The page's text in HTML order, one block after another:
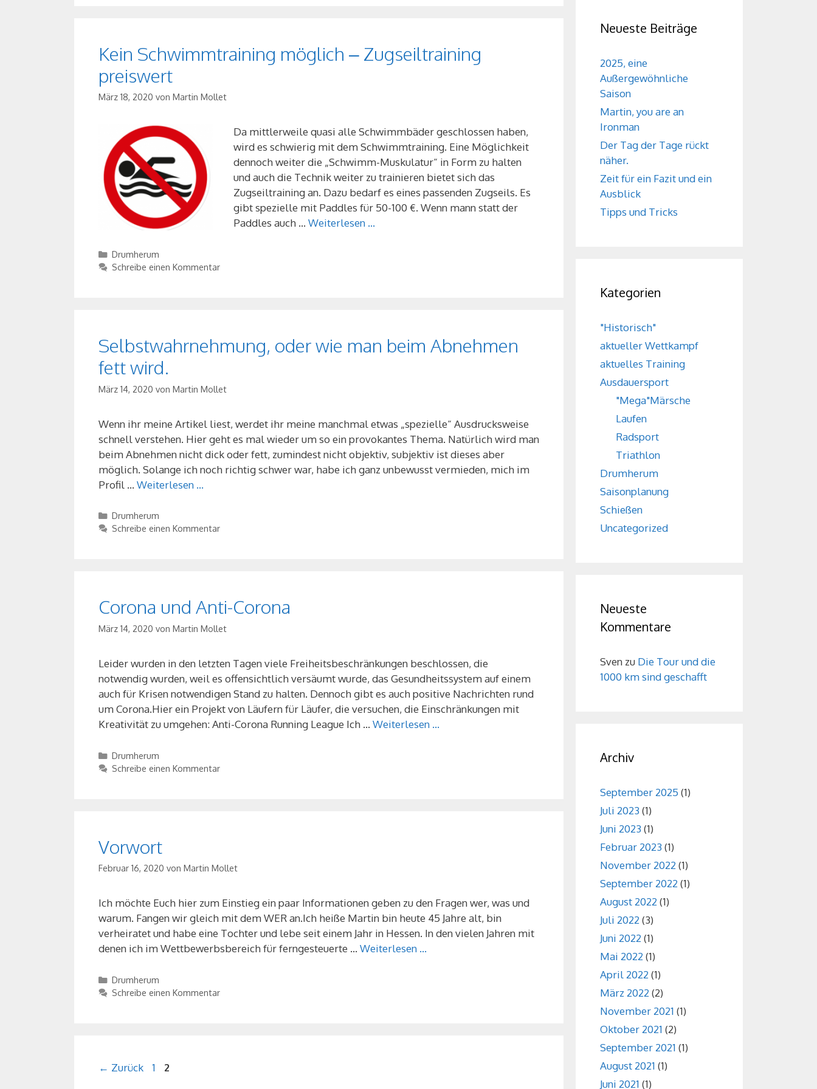
Kein Schwimmtraining möglich – Zugseiltraining
preiswert
März 18, 2020 von Martin Mollet
Da mittlerweile quasi alle Schwimmbäder geschlossen haben,
wird es schwierig mit dem Schwimmtraining. Eine Möglichkeit
dennoch weiter die „Schwimm-Muskulatur“ in Form zu halten
und auch die Technik weiter zu trainieren bietet sich das
Zugseiltraining an. Dazu bedarf es eines passenden Zugseils. Es
gibt spezielle mit Paddles für 50-100 €. Wenn mann statt der
Paddles auch … Weiterlesen …
Kategorien
Drumherum
Schreibe einen Kommentar
Selbstwahrnehmung, oder wie man beim Abnehmen
fett wird.
März 14, 2020 von Martin Mollet
Wenn ihr meine Artikel liest, werdet ihr meine manchmal etwas „spezielle“ Ausdrucksweise
schnell verstehen. Hier geht es mal wieder um so ein provokantes Thema. Natürlich wird man
beim Abnehmen nicht dick oder fett, zumindest nicht objektiv, subjektiv ist dieses aber
möglich. Solange ich noch richtig schwer war, habe ich ganz unbewusst vermieden, mich im
Profil … Weiterlesen …
Kategorien
Drumherum
Schreibe einen Kommentar
Corona und Anti-Corona
März 14, 2020 von Martin Mollet
Leider wurden in den letzten Tagen viele Freiheitsbeschränkungen beschlossen, die
notwendig wurden, weil es offensichtlich versäumt wurde, das Gesundheitssystem auf einem
auch für Krisen notwendigen Stand zu halten. Dennoch gibt es auch positive Nachrichten rund
um Corona.Hier ein Projekt von Läufern für Läufer, die versuchen, die Einschränkungen mit
Kreativität zu umgehen: Anti-Corona Running League Ich … Weiterlesen …
Kategorien
Drumherum
Schreibe einen Kommentar
Vorwort
Februar 16, 2020 von Martin Mollet
Ich möchte Euch hier zum Einstieg ein paar Informationen geben zu den Fragen wer, was und
warum. Fangen wir gleich mit dem WER an.Ich heiße Martin bin heute 45 Jahre alt, bin
verheiratet und habe eine Tochter und lebe seit einem Jahr in Hessen. In den vielen Jahren mit
denen ich im Wettbewerbsbereich für ferngesteuerte … Weiterlesen …
Kategorien
Drumherum
Schreibe einen Kommentar
← Zurück Seite
1 Seite
2
Neueste Beiträge
2025, eine
Außergewöhnliche
Saison
Martin, you are an
Ironman
Der Tag der Tage rückt
näher.
Zeit für ein Fazit und ein
Ausblick
Tipps und Tricks
Kategorien
"Historisch"
aktueller Wettkampf
aktuelles Training
Ausdauersport
"Mega"Märsche
Laufen
Radsport
Triathlon
Drumherum
Saisonplanung
Schießen
Uncategorized
Neueste
Kommentare
Sven zu Die Tour und die
1000 km sind geschafft
Archiv
September 2025 (1)
Juli 2023 (1)
Juni 2023 (1)
Februar 2023 (1)
November 2022 (1)
September 2022 (1)
August 2022 (1)
Juli 2022 (3)
Juni 2022 (1)
Mai 2022 (1)
April 2022 (1)
März 2022 (2)
November 2021 (1)
Oktober 2021 (2)
September 2021 (1)
August 2021 (1)
Juni 2021 (1)